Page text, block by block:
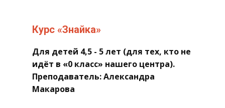
​Курс «Знайка»
​Для детей 4,5 - 5 лет (для тех, кто не
идёт в «0 класс» нашего центра).
Преподаватель: Александра
Макарова